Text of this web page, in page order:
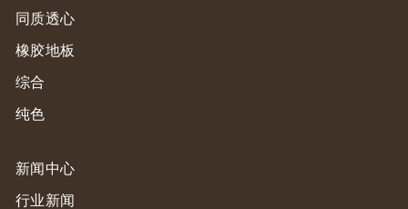
同质透心
橡胶地板
综合
纯色
新闻中心
行业新闻